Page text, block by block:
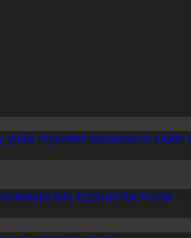
үшін терапевт жолдамасы қажет
турнирі басталды